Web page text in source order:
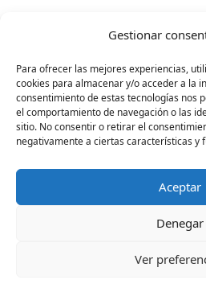
Gestionar
Para ofrecer las mejores experiencias,
cookies para almacenar y/o acceder a la
consentimiento de estas tecnologías nos
el comportamiento de navegación o las
sitio. No consentir o retirar el
negativamente a ciertas características y
Aceptar
Denegar
Ver
No hay contenido
Ir a noticia anterior
para dirigir su